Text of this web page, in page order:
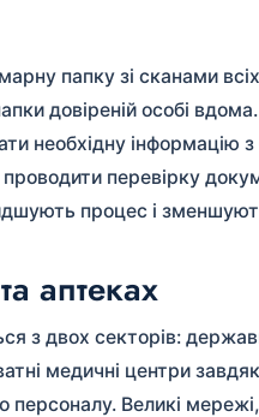
папку зі сканами
довіреній особі
необхідну інформацію
перевірку
процес і
аптеках
з двох секторів:
медичні центри
персоналу. Великі